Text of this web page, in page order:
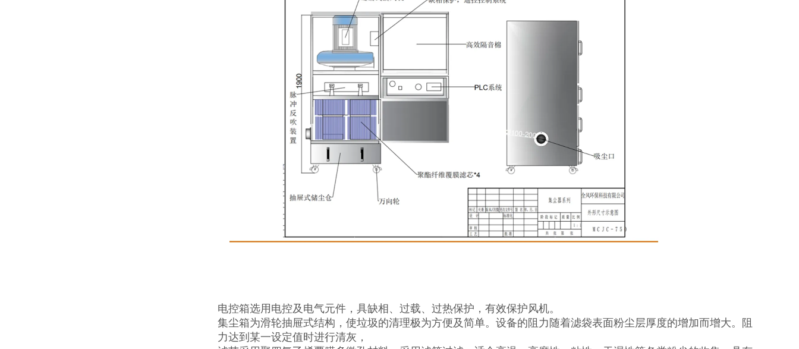
电控箱选用电控及电气元件，具缺相、过载、过热保护，有效保护风机。
集尘箱为滑轮抽屉式结构，使垃圾的清理极为方便及简单。设备的阻力随着滤袋表面粉尘层厚度的增加而增大。阻
力达到某一设定值时进行清灰，